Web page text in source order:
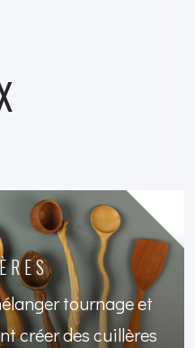
tournage et
créer des cuillères